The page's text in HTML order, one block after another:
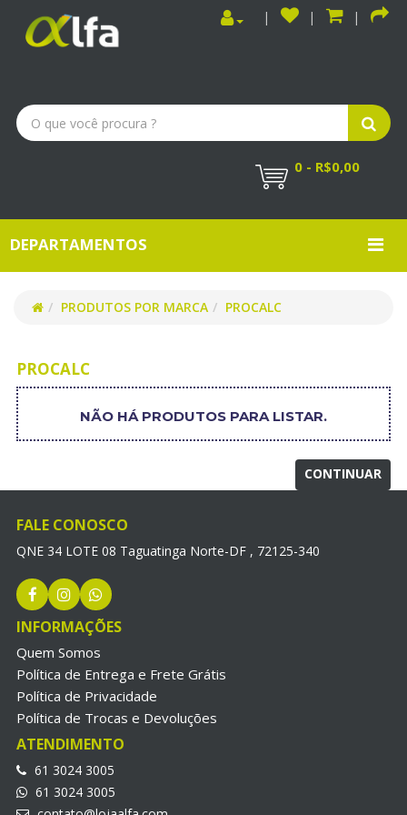
0 - R$0,00
DEPARTAMENTOS
PRODUTOS POR MARCA PROCALC
PROCALC
NÃO HÁ PRODUTOS PARA LISTAR.
CONTINUAR
FALE CONOSCO
QNE 34 LOTE 08 Taguatinga Norte-DF , 72125-340
INFORMAÇÕES
Quem Somos
Política de Entrega e Frete Grátis
Política de Privacidade
Política de Trocas e Devoluções
ATENDIMENTO
61 3024 3005
61 3024 3005